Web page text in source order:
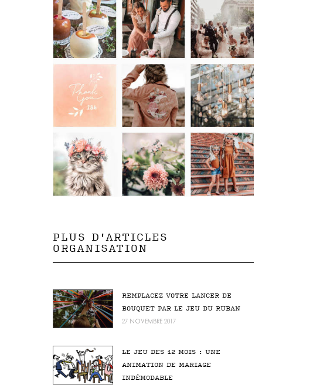
PLUS D'ARTICLES
ORGANISATION
REMPLACEZ VOTRE LANCER DE
BOUQUET PAR LE JEU DU RUBAN
27 NOVEMBRE 2017
LE JEU DES 12 MOIS : UNE
ANIMATION DE MARIAGE
INDÉMODABLE